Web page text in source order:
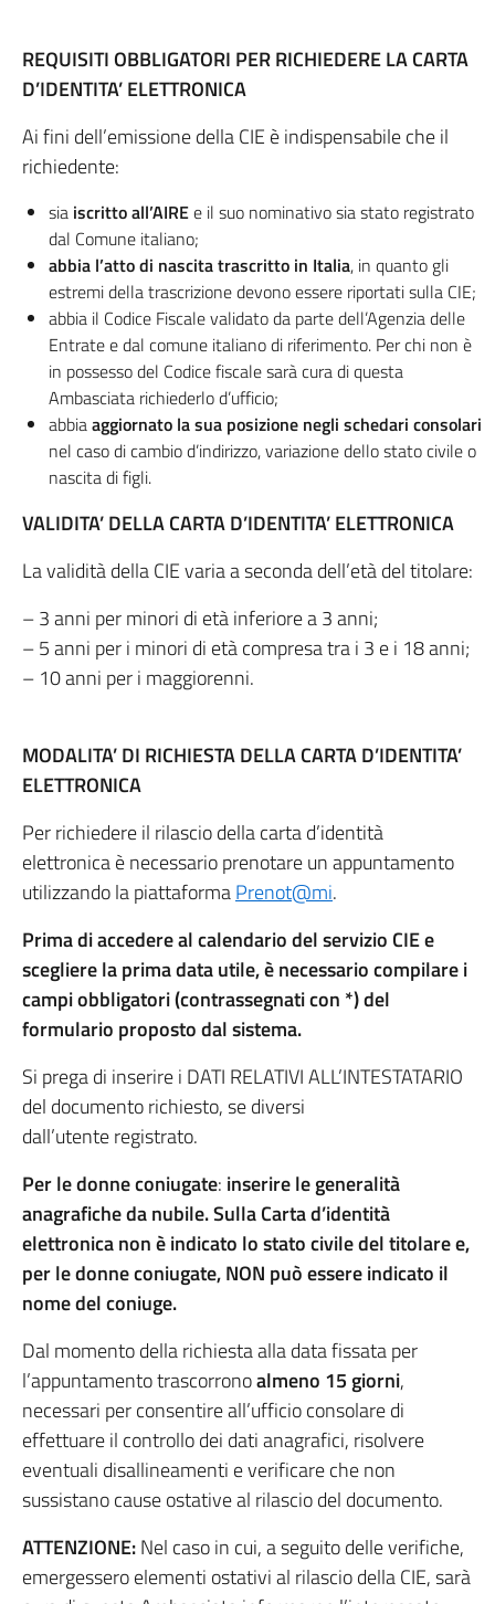
REQUISITI OBBLIGATORI PER RICHIEDERE LA CARTA
D’IDENTITA’ ELETTRONICA
Ai fini dell’emissione della CIE è indispensabile che il
richiedente:
sia iscritto all’AIREe il suo nominativo sia stato registrato
dal Comune italiano;
abbia l’atto di nascita trascritto in Italia, in quanto gli
estremi della trascrizione devono essere riportati sulla CIE;
abbia il Codice Fiscale validato da parte dell’Agenzia delle
Entrate e dal comune italiano di riferimento. Per chi non è
in possesso del Codice fiscale sarà cura di questa
Ambasciata richiederlo d’ufficio;
abbiaaggiornato la sua posizione negli schedari consolari
nel caso di cambio d’indirizzo, variazione dello stato civile o
nascita di figli.
VALIDITA’ DELLA CARTA D’IDENTITA’ ELETTRONICA
La validità della CIE varia a seconda dell’età del titolare:
– 3 anni per minori di età inferiore a 3 anni;
– 5 anni per i minori di età compresa tra i 3 e i 18 anni;
– 10 anni per i maggiorenni.
MODALITA’ DI RICHIESTA DELLA CARTA D’IDENTITA’
ELETTRONICA
Per richiedere il rilascio della carta d’identità
elettronica è necessario prenotare un appuntamento
utilizzando la piattaformaPrenot@mi.
Prima di accedere al calendario del servizio CIE e
scegliere la prima data utile, è necessario compilare i
campi obbligatori (contrassegnati con *) del
formulario proposto dal sistema.
Si prega di inserire i DATI RELATIVI ALL’INTESTATARIO
del documento richiesto, se diversi
dall’utente registrato.
Per le donne coniugate: inserire le generalità
anagrafiche da nubile. Sulla Carta d’identità
elettronica non è indicato lo stato civile del titolare e,
per le donne coniugate, NON può essere indicato il
nome del coniuge.
Dal momento della richiesta alla data fissata per
l’appuntamento trascorronoalmeno 15 giorni,
necessari per consentire all’ufficio consolare di
effettuare il controllo dei dati anagrafici, risolvere
eventuali disallineamenti e verificare che non
sussistano cause ostative al rilascio del documento.
ATTENZIONE:Nel caso in cui, a seguito delle verifiche,
emergessero elementi ostativi al rilascio della CIE, sarà